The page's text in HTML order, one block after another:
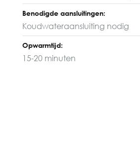
Benodigde aansluitingen:
Koudwateraansluiting nodig
Opwarmtijd:
15-20 minuten